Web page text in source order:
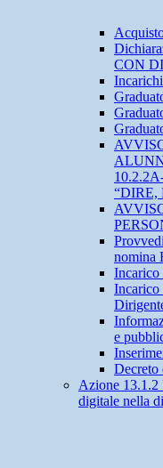
CON
nomina
Incarico
Incarico
e
Decreto
Azione
digitale nella